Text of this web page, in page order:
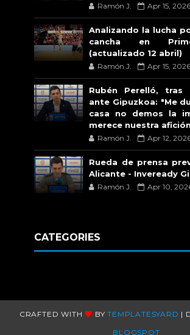
Ramón J. Apr 15, 2026
Analizando la lucha
cancha en
(actualizado 12 abril)
Ramón J. Apr 15, 2026
Rubén Perelló, tras
ante Gipuzkoa: "Me
casa no demos la
merece nuestra
Ramón J. Apr 12,
Rueda de prensa
Alicante - Inveready
Ramón J. Apr 10,
CATEGORIES
CRAFTED WITH BYTEMPLATESYARD |
BLOGSPOT